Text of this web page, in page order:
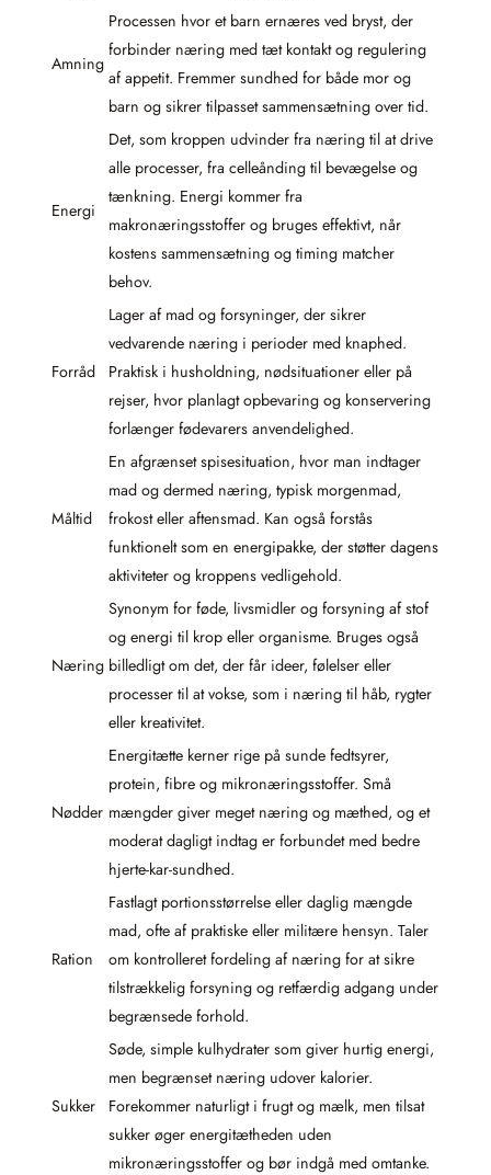
Amning
Processen hvor et barn ernæres ved bryst, der
forbinder næring med tæt kontakt og regulering
af appetit. Fremmer sundhed for både mor og
barn og sikrer tilpasset sammensætning over tid.
Energi
Det, som kroppen udvinder fra næring til at drive
alle processer, fra celleånding til bevægelse og
tænkning. Energi kommer fra
makronæringsstoffer og bruges effektivt, når
kostens sammensætning og timing matcher
behov.
Forråd
Lager af mad og forsyninger, der sikrer
vedvarende næring i perioder med knaphed.
Praktisk i husholdning, nødsituationer eller på
rejser, hvor planlagt opbevaring og konservering
forlænger fødevarers anvendelighed.
Måltid
En afgrænset spisesituation, hvor man indtager
mad og dermed næring, typisk morgenmad,
frokost eller aftensmad. Kan også forstås
funktionelt som en energipakke, der støtter dagens
aktiviteter og kroppens vedligehold.
Næring
Synonym for føde, livsmidler og forsyning af stof
og energi til krop eller organisme. Bruges også
billedligt om det, der får ideer, følelser eller
processer til at vokse, som i næring til håb, rygter
eller kreativitet.
Nødder
Energitætte kerner rige på sunde fedtsyrer,
protein, fibre og mikronæringsstoffer. Små
mængder giver meget næring og mæthed, og et
moderat dagligt indtag er forbundet med bedre
hjerte-kar-sundhed.
Ration
Fastlagt portionsstørrelse eller daglig mængde
mad, ofte af praktiske eller militære hensyn. Taler
om kontrolleret fordeling af næring for at sikre
tilstrækkelig forsyning og retfærdig adgang under
begrænsede forhold.
Sukker
Søde, simple kulhydrater som giver hurtig energi,
men begrænset næring udover kalorier.
Forekommer naturligt i frugt og mælk, men tilsat
sukker øger energitætheden uden
mikronæringsstoffer og bør indgå med omtanke.